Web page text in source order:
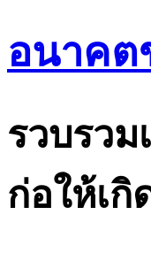
อนาคต
รวบรว
ก่อให้เกิ